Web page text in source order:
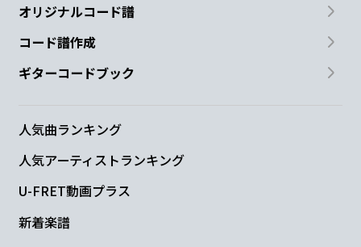
オリジナルコード譜
コード譜作成
ギターコードブック
人気曲ランキング
人気アーティストランキング
U-FRET動画プラス
新着楽譜